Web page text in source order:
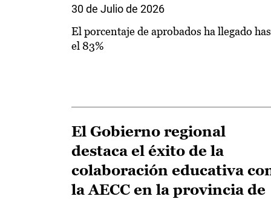
30 de Julio de 2026
El porcentaje de aprobados ha llegado
el 83%
El Gobierno regional
destaca el éxito de la
colaboración educativa
la AECC en la provincia de